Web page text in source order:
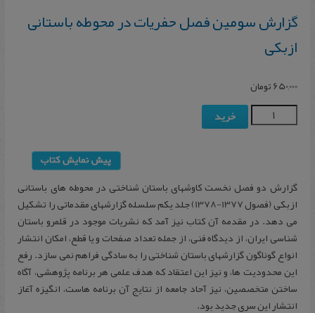
گزارش سومین فصل حفریات در محوطه باستانی
ازبکی
650,000تومان
خرید
گزارش دو فصل نخست کاوشهای باستان شناختی در محوطه های باستانی
ازبکی (فصول 1377-1378) جلد یکم سلسله گزارشهای مقدماتی را تشکیل
می دهد. در مقدمه آن کتاب نیز آمد که نشریات موجود در قلمرو باستان
شناسی ایران، از دیدگاه فنی، از جمله تعداد صفحات و یا قطع، امکان انتشار
انواع گوناگون گزارشهای باستان شناختی را به سادگی فراهم نمی سازد. رفع
این محدودیت ها، و نیز این اعتقاد که هدف علمی هر برنامه پژوهشی، آگاه
ساختن متخصصین، نیز آحاد جامعه از نتایج آن برنامه هاست، انگیزه آغاز
انتشار این سری جدید بود.